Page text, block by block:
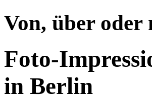
Von, über
Foto-
in Berlin